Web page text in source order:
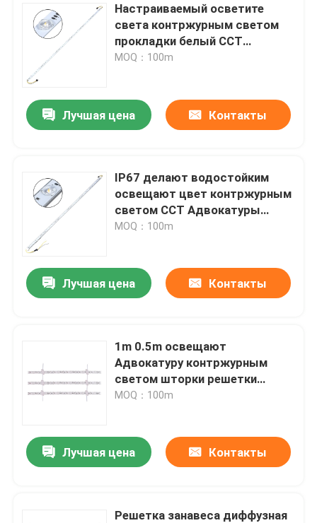
Настраиваемый осветите
света контржурным светом
прокладки белый CCT
Адвокатуры СИД 12leds
простирания
MOQ：100m
Лучшая цена Контакты
IP67 делают водостойким
освещают цвет контржурным
светом CCT Адвокатуры
прокладки СИД двойной для
MOQ：100m
Лучшая цена Контакты
1m 0.5m освещают
Адвокатуру контржурным
светом шторки решетки
Адвокатуры СИД диффузную
MOQ：100m
Лучшая цена Контакты
Решетка занавеса диффузная